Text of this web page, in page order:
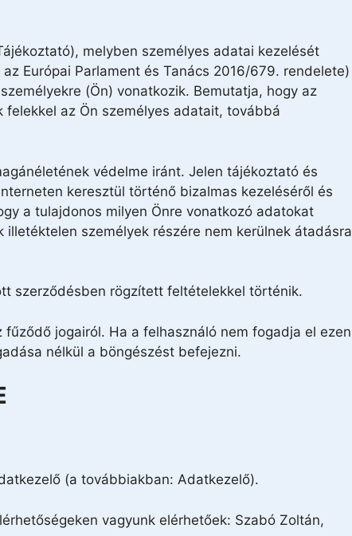
melyben személyes adatai kezelését
Európai Parlament és Tanács 2016/679. rendelete)
(Ön) vonatkozik. Bemutatja, hogy az
az Ön személyes adatait, továbbá
védelme iránt. Jelen tájékoztató és
keresztül történő bizalmas kezeléséről és
a tulajdonos milyen Önre vonatkozó adatokat
személyek részére nem kerülnek átadásra
szerződésben rögzített feltételekkel történik.
jogairól. Ha a felhasználó nem fogadja el ezen
nélkül a böngészést befejezni.
(a továbbiakban: Adatkezelő).
vagyunk elérhetőek: Szabó Zoltán,